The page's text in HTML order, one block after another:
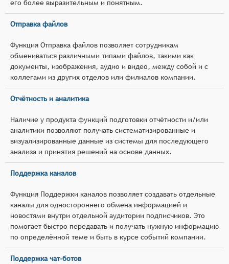
его более выразительным и понятным.
Отправка файлов
Функция Отправка файлов позволяет сотрудникам
обмениваться различными типами файлов, такими как
документы, изображения, аудио и видео, между собой и с
коллегами из других отделов или филиалов компании.
Отчётность и аналитика
Наличие у продукта функций подготовки отчётности и/или
аналитики позволяют получать систематизированные и
визуализированные данные из системы для последующего
анализа и принятия решений на основе данных.
Поддержка каналов
Функция Поддержки каналов позволяет создавать отдельные
каналы для одностороннего обмена информацией и
новостями внутри отдельной аудитории подписчиков. Это
помогает быстро передавать и получать нужную информацию
по определённой теме и быть в курсе событий компании.
Поддержка чат-ботов